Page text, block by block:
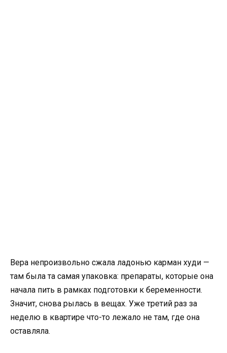
Вера непроизвольно сжала ладонью карман худи —
там была та самая упаковка: препараты, которые она
начала пить в рамках подготовки к беременности.
Значит, снова рылась в вещах. Уже третий раз за
неделю в квартире что-то лежало не там, где она
оставляла.